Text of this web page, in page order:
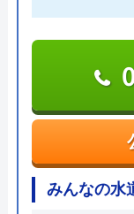
また、見積も
た場合には、
書かれている
対応してくれ
も不要です。
し、施主が納
みんなの水